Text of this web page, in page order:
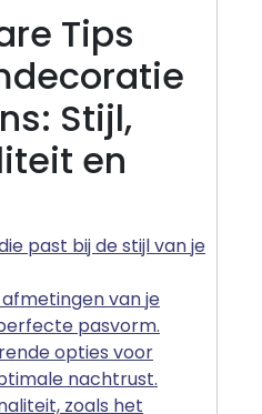
Tips
Stijl,
en
past bij de stijl van je
van je
pasvorm.
opties voor
nachtrust.
zoals het